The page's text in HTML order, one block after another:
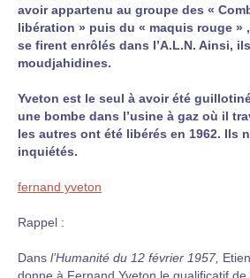
avoir appartenu au groupe des «
libération » puis du « maquis rouge »
se firent enrôlés dans l’A.L.N. Ainsi,
moudjahidines.
Yveton est le seul à avoir été
une bombe dans l’usine à gaz où il
les autres ont été libérés en 1962. Ils
inquiétés.
fernand yveton
Rappel :
Dans l’Humanité du 12 février 1957,